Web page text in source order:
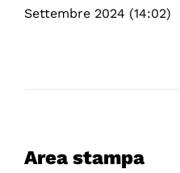
Settembre 2024 (14:02)
Area stampa